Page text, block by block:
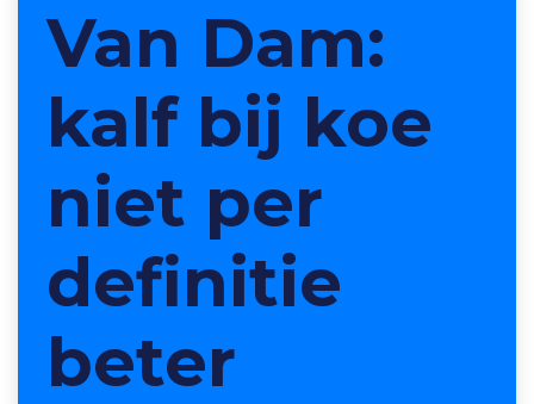
Van Dam:
kalf bij koe
niet per
definitie
beter